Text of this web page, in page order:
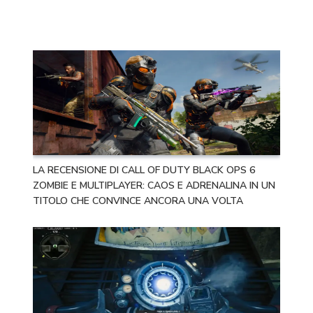
LA RECENSIONE DI CALL OF DUTY BLACK OPS 6
ZOMBIE E MULTIPLAYER: CAOS E ADRENALINA IN UN
TITOLO CHE CONVINCE ANCORA UNA VOLTA